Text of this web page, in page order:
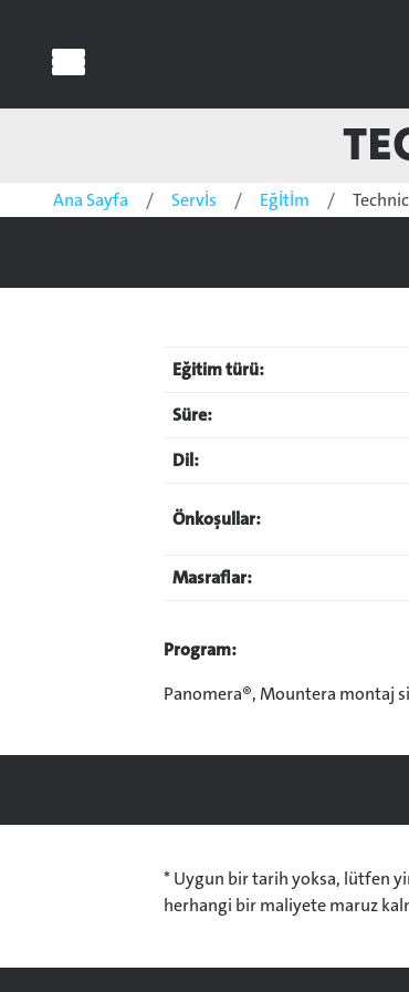
Ana Sayfa Servİs Eğİtİm
Eğitim türü:
Süre:
Dil:
Önkoşullar:
Masraflar:
Program:
Panomera®, Mountera montaj
* Uygun bir tarih yoksa, lütfen
herhangi bir maliyete maruz